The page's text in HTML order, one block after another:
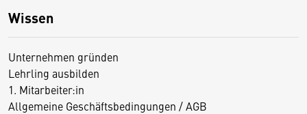
Wissen
Unternehmen gründen
Lehrling ausbilden
1. Mitarbeiter:in
Allgemeine Geschäftsbedingungen / AGB